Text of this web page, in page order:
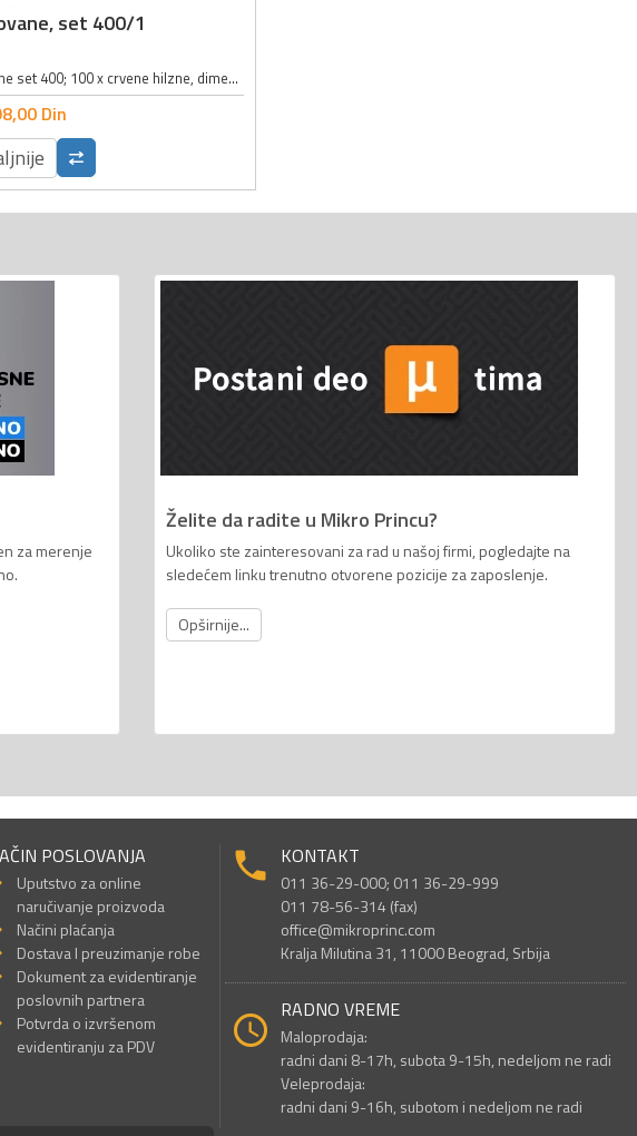
set 400/1
Hilzne izolovane set 400; 100 x crvene hilzne, dimenzije: 0.5mm/22awg; 100 x narandžaste hilzne, dimenzije: 0.5mm/22awg; 50 x bele hilzne, dimenzije: 0.75mm/20awg; 50 x zelene hilzne, dimenzije: 1.0mm/18awg; 25 x žute hilzne, dimenzije:...
00 Din
za merenje
Želite da radite u Mikro Princu?
Ukoliko ste zainteresovani za rad u našoj firmi, pogledajte na
sledećem linku trenutno otvorene pozicije za zaposlenje.
Opširnije...
POSLOVANJA
Uputstvo za online
naručivanje proizvoda
Načini plaćanja
Dostava I preuzimanje robe
Dokument za evidentiranje
poslovnih partnera
Potvrda o izvršenom
evidentiranju za PDV
KONTAKT
011 36-29-000; 011 36-29-999
011 78-56-314 (fax)
office@mikroprinc.com
Kralja Milutina 31, 11000 Beograd, Srbija
RADNO VREME
Maloprodaja:
radni dani 8-17h, subota 9-15h, nedeljom ne radi
Veleprodaja:
radni dani 9-16h, subotom i nedeljom ne radi